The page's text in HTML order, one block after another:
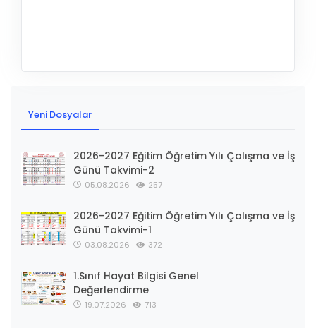
Yeni Dosyalar
2026-2027 Eğitim Öğretim Yılı Çalışma ve İş
Günü Takvimi-2
05.08.2026 257
2026-2027 Eğitim Öğretim Yılı Çalışma ve İş
Günü Takvimi-1
03.08.2026 372
1.Sınıf Hayat Bilgisi Genel
Değerlendirme
19.07.2026 713